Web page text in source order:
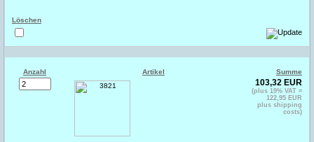
Löschen
Artikel
Anzahl Summe
103,32 EUR
(plus 19% VAT =
122,95 EUR
plus shipping
costs)